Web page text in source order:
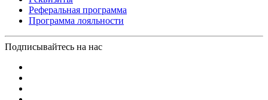
Реферальная программа
Программа лояльности
Подписывайтесь на нас